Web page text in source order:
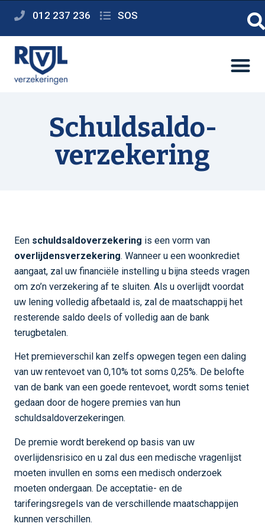
012 237 236 SOS
Schuldsaldo­
verzekering
Een schuldsaldoverzekering is een vorm van
overlijdensverzekering. Wanneer u een woonkrediet
aangaat, zal uw financiële instelling u bijna steeds vragen
om zo’n verzekering af te sluiten. Als u overlijdt voordat
uw lening volledig afbetaald is, zal de maatschappij het
resterende saldo deels of volledig aan de bank
terugbetalen.
Het premieverschil kan zelfs opwegen tegen een daling
van uw rentevoet van 0,10% tot soms 0,25%. De belofte
van de bank van een goede rentevoet, wordt soms teniet
gedaan door de hogere premies van hun
schuldsaldoverzekeringen.
De premie wordt berekend op basis van uw
overlijdensrisico en u zal dus een medische vragenlijst
moeten invullen en soms een medisch onderzoek
moeten ondergaan. De acceptatie- en de
tariferingsregels van de verschillende maatschappijen
kunnen verschillen.